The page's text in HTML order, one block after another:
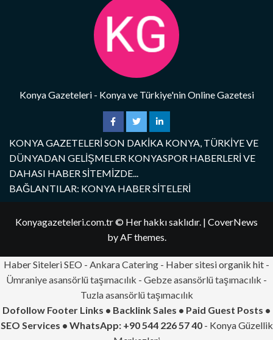
Konya Gazeteleri - Konya ve Türkiye'nin Online Gazetesi
KONYA GAZETELERİ SON DAKİKA KONYA, TÜRKİYE VE
DÜNYADAN GELİŞMELER KONYASPOR HABERLERİ VE
DAHASI HABER SİTEMİZDE...
BAĞLANTILAR: KONYA HABER SİTELERİ
Konyagazeteleri.com.tr © Her hakkı saklıdır. | CoverNews
by AF themes.
Haber Siteleri SEO - Ankara Catering - Haber sitesi organik hit -
Ümraniye asansörlü taşımacılık - Gebze asansörlü taşımacılık -
Tuzla asansörlü taşımacılık
Dofollow Footer Links • Backlink Sales • Paid Guest Posts •
SEO Services • WhatsApp: +90 544 226 57 40- Konya Güzellik